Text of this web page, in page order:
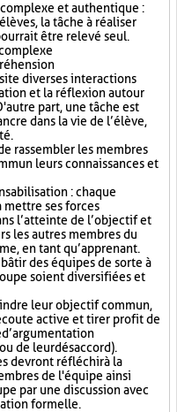
et authentique :
la tâche à réaliser
être relevé seul.
diverses interactions
et la réflexion autour
part, une tâche est
dans la vie de l’élève,
rassembler les membres
leurs connaissances et
: chaque
mettre ses forces
l’atteinte de l’objectif et
les autres membres du
en tant qu’apprenant.
des équipes de sorte à
soient diversifiées et
leur objectif commun,
active et tirer profit de
de leur désaccord).
devront réfléchir à la
de l'équipe ainsi
par une discussion avec
formelle.